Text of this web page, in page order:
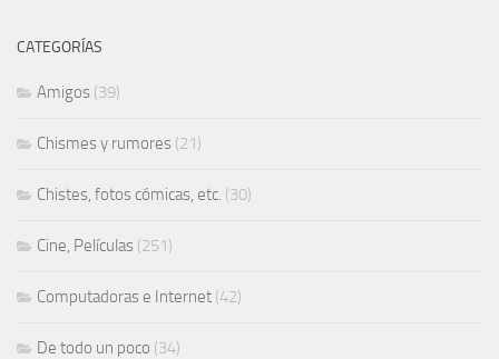
CATEGORÍAS
Amigos (39)
Chismes y rumores (21)
Chistes, fotos cómicas, etc. (30)
Cine, Películas (251)
Computadoras e Internet (42)
De todo un poco (34)